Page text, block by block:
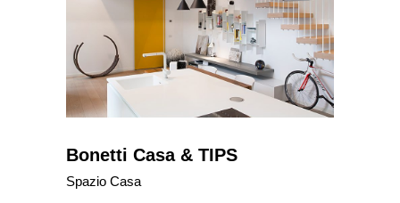
Bonetti Casa & TIPS
Spazio Casa